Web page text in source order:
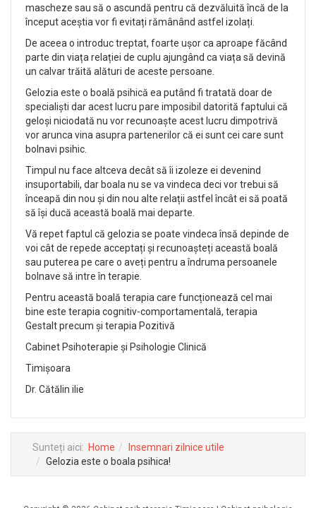
mascheze sau să o ascundă pentru că dezvăluită încă de la
început aceștia vor fi evitați rămânând astfel izolați.
De aceea o introduc treptat, foarte ușor ca aproape făcând
parte din viața relației de cuplu ajungând ca viața să devină
un calvar trăită alături de aceste persoane.
Gelozia este o boală psihică ea putând fi tratată doar de
specialiști dar acest lucru pare imposibil datorită faptului că
geloși niciodată nu vor recunoaște acest lucru dimpotrivă
vor arunca vina asupra partenerilor că ei sunt cei care sunt
bolnavi psihic.
Timpul nu face altceva decât să îi izoleze ei devenind
insuportabili, dar boala nu se va vindeca deci vor trebui să
înceapă din nou și din nou alte relații astfel încât ei să poată
să își ducă această boală mai departe.
Vă repet faptul că gelozia se poate vindeca însă depinde de
voi cât de repede acceptați și recunoașteți această boală
sau puterea pe care o aveți pentru a îndruma persoanele
bolnave să intre în terapie.
Pentru această boală terapia care funcționează cel mai
bine este terapia cognitiv-comportamentală, terapia
Gestalt precum și terapia Pozitivă
Cabinet Psihoterapie și Psihologie Clinică
Timișoara
Dr. Cătălin ilie
Sunteți aici: Home
Insemnari zilnice utile
Gelozia este o boala psihica!